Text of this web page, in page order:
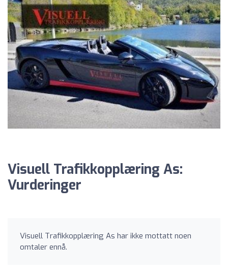
Visuell Trafikkopplæring As:
Vurderinger
Visuell Trafikkopplæring As har ikke mottatt noen
omtaler ennå.